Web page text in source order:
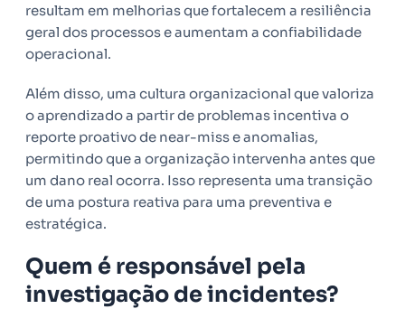
resultam em melhorias que fortalecem a resiliência
geral dos processos e aumentam a confiabilidade
operacional.
Além disso, uma cultura organizacional que valoriza
o aprendizado a partir de problemas incentiva o
reporte proativo de near-miss e anomalias,
permitindo que a organização intervenha antes que
um dano real ocorra. Isso representa uma transição
de uma postura reativa para uma preventiva e
estratégica.
Quem é responsável pela
investigação de incidentes?